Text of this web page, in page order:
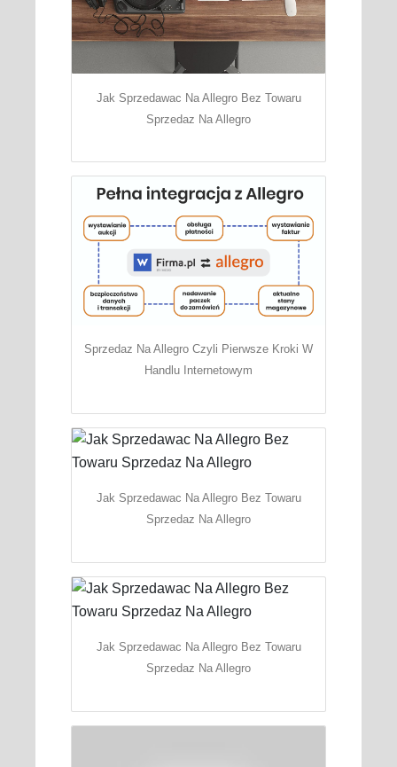
Jak Sprzedawac Na Allegro Bez Towaru
Sprzedaz Na Allegro
Sprzedaz Na Allegro Czyli Pierwsze Kroki W
Handlu Internetowym
Jak Sprzedawac Na Allegro Bez Towaru
Sprzedaz Na Allegro
Jak Sprzedawac Na Allegro Bez Towaru
Sprzedaz Na Allegro